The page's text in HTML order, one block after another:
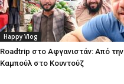
Happy Vlog
Roadtrip στο Αφγανιστάν: Από την
Καμπούλ στο Κουντούζ